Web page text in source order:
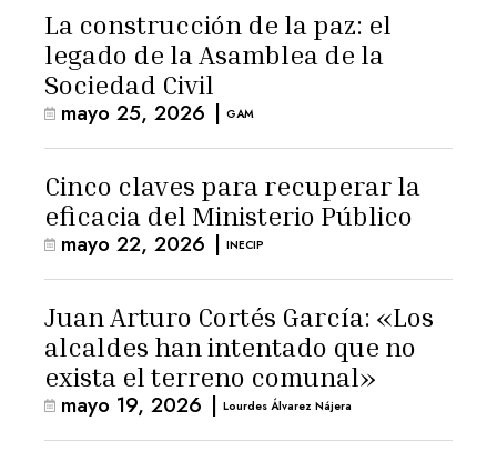
La construcción de la paz: el
legado de la Asamblea de la
Sociedad Civil
mayo 25, 2026 | GAM
Cinco claves para recuperar la
eficacia del Ministerio Público
mayo 22, 2026 | INECIP
Juan Arturo Cortés García: «Los
alcaldes han intentado que no
exista el terreno comunal»
mayo 19, 2026 | Lourdes Álvarez Nájera